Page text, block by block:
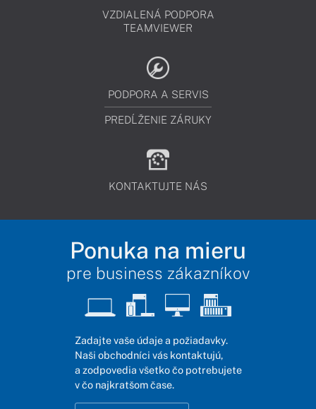
VZDIALENÁ PODPORA
TEAMVIEWER
PODPORA A SERVIS
PREDĹŽENIE ZÁRUKY
KONTAKTUJTE NÁS
Ponuka na mieru
pre business zákazníkov
Zadajte vaše údaje a požiadavky.
Naši obchodníci vás kontaktujú,
a zodpovedia všetko čo potrebujete
v čo najkratšom čase.